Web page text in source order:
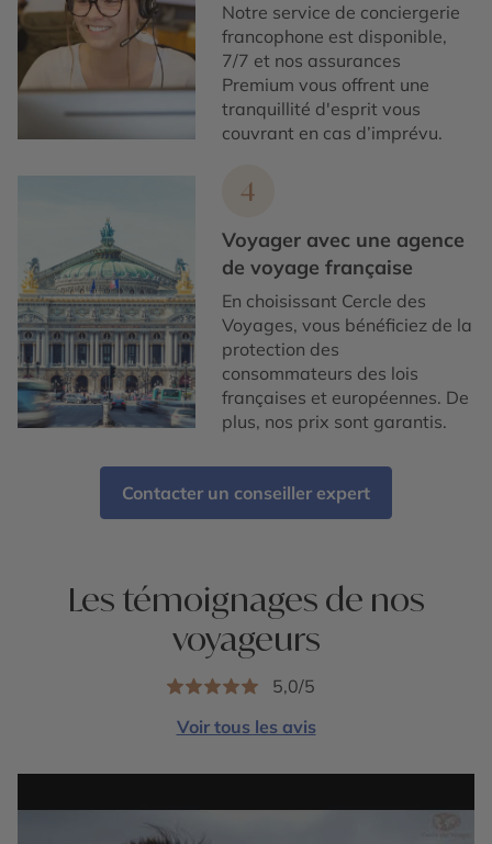
Notre service de conciergerie
francophone est disponible,
7/7 et nos assurances
Premium vous offrent une
tranquillité d'esprit vous
couvrant en cas d’imprévu.
4
Voyager avec une agence
de voyage française
En choisissant Cercle des
Voyages, vous bénéficiez de la
protection des
consommateurs des lois
françaises et européennes. De
plus, nos prix sont garantis.
Contacter un conseiller expert
Les témoignages de nos
voyageurs
5,0/5
Voir tous les avis